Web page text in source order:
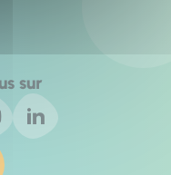
sur